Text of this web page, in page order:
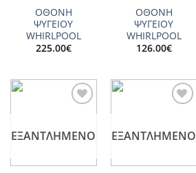
ΟΘΟΝΗ
ΨΥΓΕΙΟΥ
WHIRLPOOL
225.00€
ΟΘΟΝΗ
ΨΥΓΕΙΟΥ
WHIRLPOOL
126.00€
ΕΞΑΝΤΛΗΜΈΝΟ ΕΞΑΝΤΛΗΜΈΝΟ